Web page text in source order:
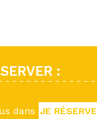
:
dans JE RÉSERVE